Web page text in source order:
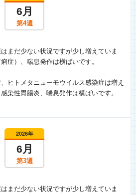
6月
第4週
まだ少ない状況ですが少し増えていま
症）、喘息発作は横ばいです。
ヒトメタニューモウイルス感染症は増え
染性胃腸炎、喘息発作は横ばいです。
2026年
6月
第3週
まだ少ない状況ですが少し増えていま